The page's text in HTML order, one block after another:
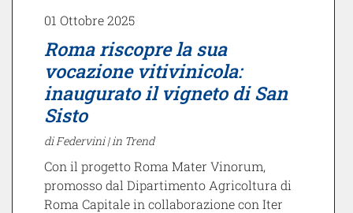
01 Ottobre 2025
Roma riscopre la sua
vocazione vitivinicola:
inaugurato il vigneto di San
Sisto
di Federvini | in Trend
Con il progetto Roma Mater Vinorum,
promosso dal Dipartimento Agricoltura di
Roma Capitale in collaborazione con Iter